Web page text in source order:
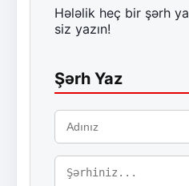
Hələlik heç bir şərh
siz yazın!
Şərh Yaz